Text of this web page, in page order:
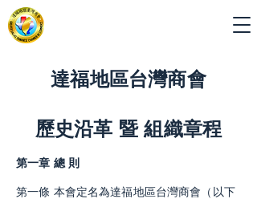
達福地區台灣商會
歷史沿革 暨 組織章程
第一章 總 則
第一條 本會定名為達福地區台灣商會（以下